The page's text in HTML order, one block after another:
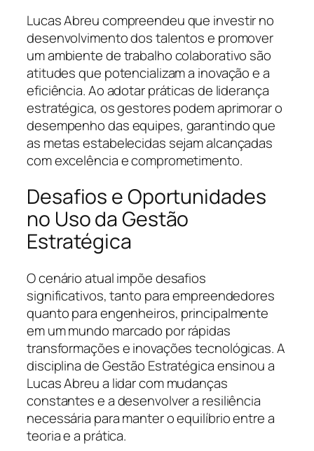
Lucas Abreu compreendeu que investir no
desenvolvimento dos talentos e promover
um ambiente de trabalho colaborativo são
atitudes que potencializam a inovação e a
eficiência. Ao adotar práticas de liderança
estratégica, os gestores podem aprimorar o
desempenho das equipes, garantindo que
as metas estabelecidas sejam alcançadas
com excelência e comprometimento.
Desafios e Oportunidades
no Uso da Gestão
Estratégica
O cenário atual impõe desafios
significativos, tanto para empreendedores
quanto para engenheiros, principalmente
em um mundo marcado por rápidas
transformações e inovações tecnológicas. A
disciplina de Gestão Estratégica ensinou a
Lucas Abreu a lidar com mudanças
constantes e a desenvolver a resiliência
necessária para manter o equilíbrio entre a
teoria e a prática.